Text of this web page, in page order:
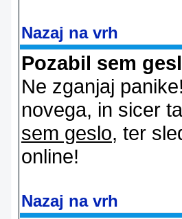
Nazaj na vrh
Pozabil sem
Ne zganjaj
novega, in sicer
sem geslo, ter
online!
Nazaj na vrh